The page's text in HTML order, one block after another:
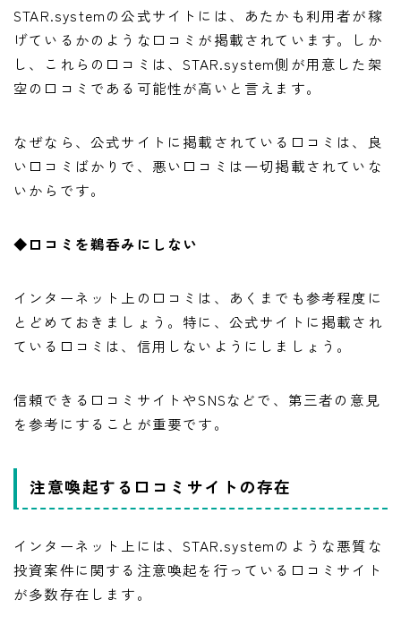
STAR.systemの公式サイトには、あたかも利用者が稼
げているかのような口コミが掲載されています。しか
し、これらの口コミは、STAR.system側が用意した架
空の口コミである可能性が高いと言えます。
なぜなら、公式サイトに掲載されている口コミは、良
い口コミばかりで、悪い口コミは一切掲載されていな
いからです。
◆口コミを鵜呑みにしない
インターネット上の口コミは、あくまでも参考程度に
とどめておきましょう。特に、公式サイトに掲載され
ている口コミは、信用しないようにしましょう。
信頼できる口コミサイトやSNSなどで、第三者の意見
を参考にすることが重要です。
注意喚起する口コミサイトの存在
インターネット上には、STAR.systemのような悪質な
投資案件に関する注意喚起を行っている口コミサイト
が多数存在します。